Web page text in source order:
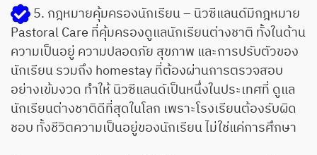
5. กฎหมายคุ้มครองนักเรียน – นิวซีแลนด์มีกฎหมาย
Pastoral Care ที่คุ้มครองดูแลนักเรียนต่างชาติ ทั้งในด้าน
ความเป็นอยู่ ความปลอดภัย สุขภาพ และการปรับตัวของ
นักเรียน รวมถึง homestay ที่ต้องผ่านการตรวจสอบ
อย่างเข้มงวด ทำให้ นิวซีแลนด์เป็นหนึ่งในประเทศที่ ดูแล
นักเรียนต่างชาติดีที่สุดในโลก เพราะโรงเรียนต้องรับผิด
ชอบ ทั้งชีวิตความเป็นอยู่ของนักเรียน ไม่ใช่แค่การศึกษา